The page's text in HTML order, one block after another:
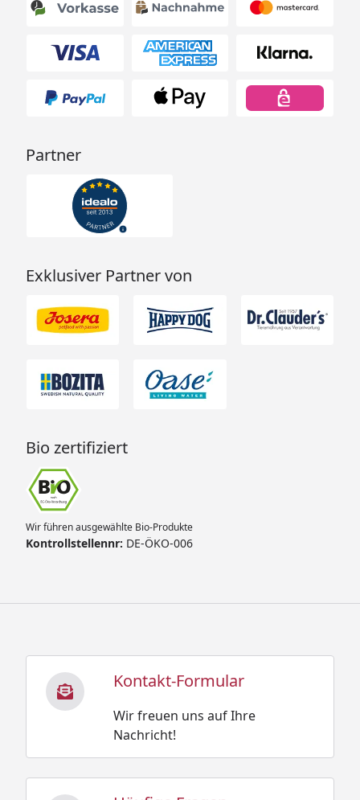
Partner
Exklusiver Partner von
Bio zertifiziert
Wir führen ausgewählte Bio-Produkte
Kontrollstellennr: DE-ÖKO-006
Kontakt-Formular
Wir freuen uns auf Ihre
Nachricht!